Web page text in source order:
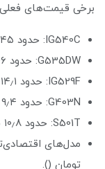
برخی قیمت‌های فعلی
IG540C: حدود ۲۱٫۴۵ میلیون تومان .
G535DW: حدود ۱۶٫۶ میلیون تومان .
IG529F: حدود ۱۴٫۱ میلیون تومان .
G403N: حدود ۹٫۴ میلیون تومان .
S501T: حدود ۱۰٫۸ میلیون تومان .
تومان ().